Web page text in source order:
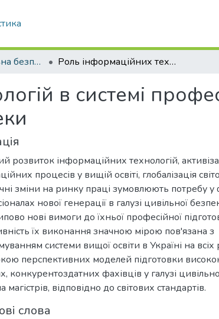
Кафедра Цивільна безпека Роль інформаційних технологій в системі професійної підготовки магістрів з цивільної безпеки
в системі
розвиток інформаційних технологій,
процесів у вищій освіті, глобалізація
зміни на ринку праці зумовлюють потребу у
нової генерації в галузі цивільної
нові вимоги до їхньої професійної
їх виконання значною мірою пов'язана з
системи вищої освіти в Україні на всіх
перспективних моделей підготовки
конкурентоздатних фахівців у галузі
магістрів, відповідно до світових стандартів.
слова